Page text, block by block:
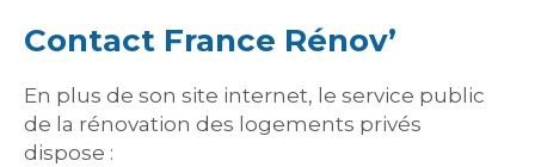
Contact France Rénov’
En plus de son site internet, le service public
de la rénovation des logements privés
dispose :